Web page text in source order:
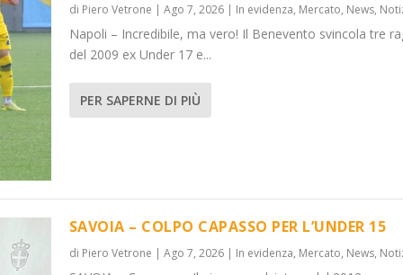
15
di Piero Vetrone | Ago 7, 2026| In evidenza, Mercato, News,
Napoli – Incredibile, ma vero! Il Benevento svincola tre
del 2009 ex Under 17 e...
PER SAPERNE DI PIÙ
SAVOIA – COLPO CAPASSO PER L’UNDER 15
di Piero Vetrone | Ago 7, 2026| In evidenza, Mercato, News,